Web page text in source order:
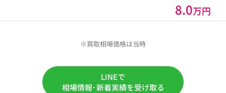
8.0万円
※買取相場価格は当時
LINEで
相場情報･新着実績を受け取る